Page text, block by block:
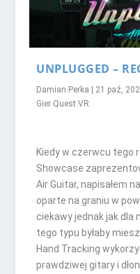
UNPLUGGED –
Damian Perka 21 paź,
Gier Quest VR
Kiedy w czerwcu tego
Showcase
Air Guitar, napisałem
oparte na graniu w
ciekawy jednak jak dla
tego typu byłaby
Hand Tracking
prawdziwej gitary i